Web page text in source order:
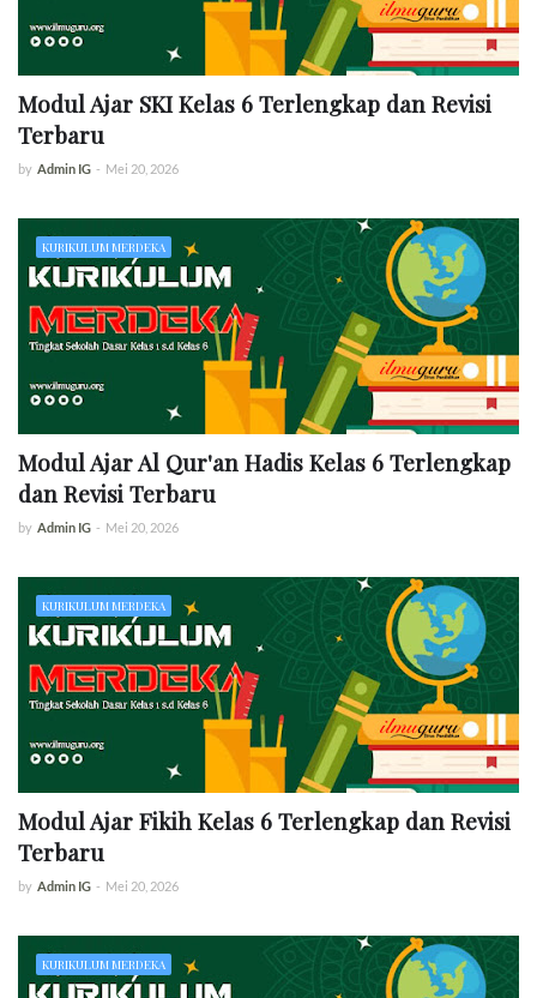
Modul Ajar SKI Kelas 6 Terlengkap dan Revisi
Terbaru
by Admin IG - Mei 20, 2026
KURIKULUM MERDEKA
Modul Ajar Al Qur'an Hadis Kelas 6 Terlengkap
dan Revisi Terbaru
by Admin IG - Mei 20, 2026
KURIKULUM MERDEKA
Modul Ajar Fikih Kelas 6 Terlengkap dan Revisi
Terbaru
by Admin IG - Mei 20, 2026
KURIKULUM MERDEKA